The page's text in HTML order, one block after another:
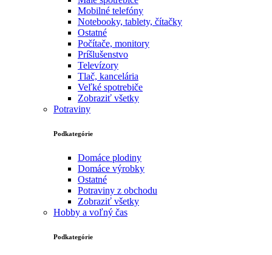
Mobilné telefóny
Notebooky, tablety, čítačky
Ostatné
Počítače, monitory
Príšlušenstvo
Televízory
Tlač, kancelária
Veľké spotrebiče
Zobraziť všetky
Potraviny
Podkategórie
Domáce plodiny
Domáce výrobky
Ostatné
Potraviny z obchodu
Zobraziť všetky
Hobby a voľný čas
Podkategórie